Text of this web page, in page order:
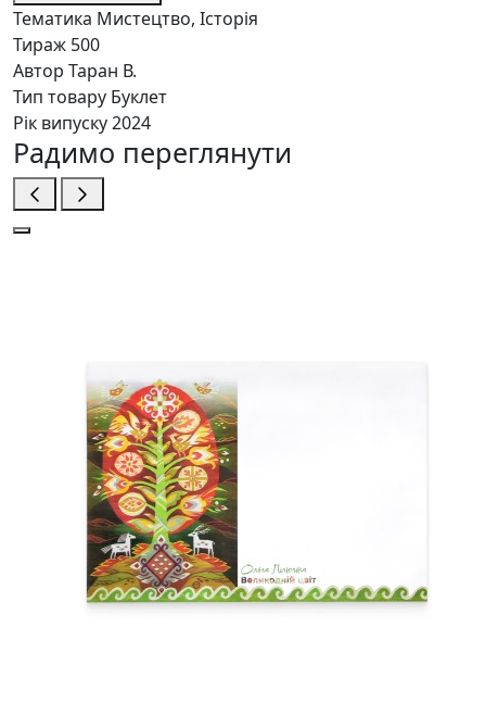
Тематика Мистецтво, Історія
Тираж 500
Автор Таран В.
Тип товару Буклет
Рік випуску2024
Радимо переглянути